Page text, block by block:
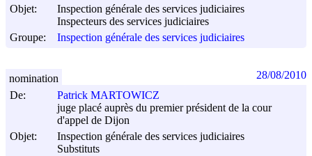
Objet:
Inspection générale des services judiciaires
Inspecteurs des services judiciaires
Groupe:
Inspection générale des services judiciaires
De:
Patrick MARTOWICZ
juge placé auprès du premier président de la cour
d'appel de Dijon
Objet:
Inspection générale des services judiciaires
Substituts
nomination 28/08/2010